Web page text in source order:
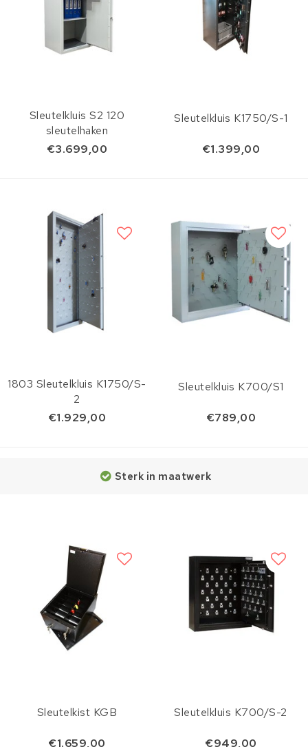
Sleutelkluis S2 120
sleutelhaken
€3.699,00
Sleutelkluis K1750/S-1
€1.399,00
1803 Sleutelkluis K1750/S-
2
€1.929,00
Sleutelkluis K700/S1
€789,00
Sterk in maatwerk
Sleutelkist KGB
€1.659,00
Sleutelkluis K700/S-2
€949,00